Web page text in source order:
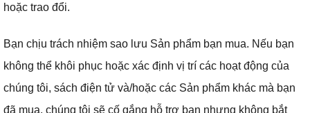
hoặc trao đổi.
Bạn chịu trách nhiệm sao lưu Sản phẩm bạn mua. Nếu bạn
không thể khôi phục hoặc xác định vị trí các hoạt động của
chúng tôi, sách điện tử và/hoặc các Sản phẩm khác mà bạn
đã mua, chúng tôi sẽ cố gắng hỗ trợ bạn nhưng không bắt